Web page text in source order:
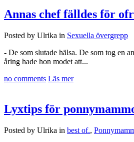
Annas chef fälldes för
Posted by Ulrika in Sexuella övergrepp
- De som slutade hälsa. De som tog en
åring hade hon modet att...
no comments Läs mer
Lyxtips för
Posted by Ulrika in best of.,